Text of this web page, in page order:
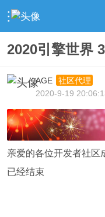
› EngineWorld 站务区 ›
2020引擎世界
AGE
社区代理
2020-9-19
亲爱的各位开发者社区
已经结束